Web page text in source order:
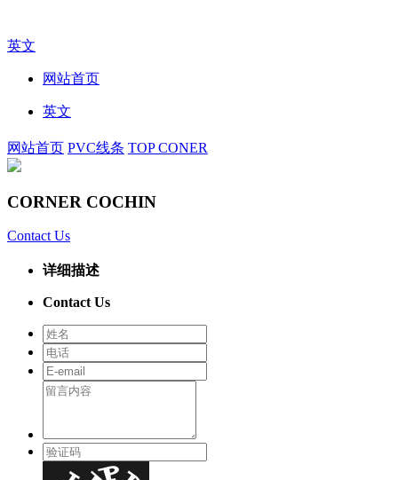
英文
网站首页
英文
网站首页 PVC线条 TOP CONER
CORNER COCHIN
Contact Us
详细描述
Contact Us